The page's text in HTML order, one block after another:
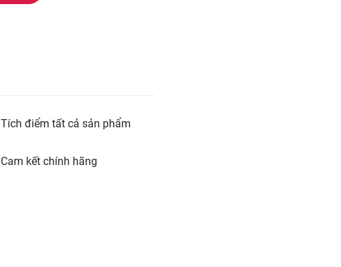
Tích điểm tất cả sản phẩm
Cam kết chính hãng